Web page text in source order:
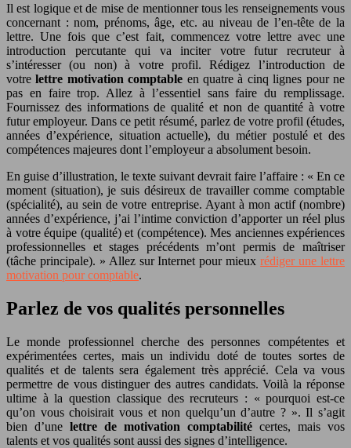
Il est logique et de mise de mentionner tous les renseignements vous
concernant : nom, prénoms, âge, etc. au niveau de l’en-tête de la
lettre. Une fois que c’est fait, commencez votre lettre avec une
introduction percutante qui va inciter votre futur recruteur à
s’intéresser (ou non) à votre profil. Rédigez l’introduction de
votrelettre motivation comptable en quatre à cinq lignes pour ne
pas en faire trop. Allez à l’essentiel sans faire du remplissage.
Fournissez des informations de qualité et non de quantité à votre
futur employeur. Dans ce petit résumé, parlez de votre profil (études,
années d’expérience, situation actuelle), du métier postulé et des
compétences majeures dont l’employeur a absolument besoin.
En guise d’illustration, le texte suivant devrait faire l’affaire : « En ce
moment (situation), je suis désireux de travailler comme comptable
(spécialité), au sein de votre entreprise. Ayant à mon actif (nombre)
années d’expérience, j’ai l’intime conviction d’apporter un réel plus
à votre équipe (qualité) et (compétence). Mes anciennes expériences
professionnelles et stages précédents m’ont permis de maîtriser
(tâche principale). » Allez sur Internet pour mieuxrédiger une lettre
motivation pour comptable.
Parlez de vos qualités personnelles
Le monde professionnel cherche des personnes compétentes et
expérimentées certes, mais un individu doté de toutes sortes de
qualités et de talents sera également très apprécié. Cela va vous
permettre de vous distinguer des autres candidats. Voilà la réponse
ultime à la question classique des recruteurs : « pourquoi est-ce
qu’on vous choisirait vous et non quelqu’un d’autre ? ». Il s’agit
bien d’une lettre de motivation comptabilité certes, mais vos
talents et vos qualités sont aussi des signes d’intelligence.